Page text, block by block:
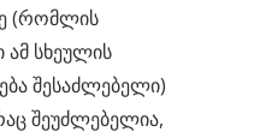
(რომლის
ამ სხეულის
შესაძლებელი)
შეუძლებელია,